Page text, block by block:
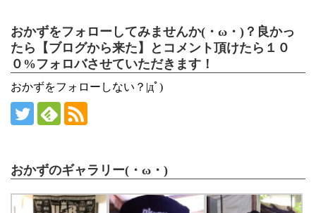
おかずをフォローしてみませんか(・ω・)？良かっ
たら【ブログから来た】とコメント頂けたら１０
０%フォロバさせていただきます！
おかずをフォローしない？|дﾟ)
おかずのギャラリー(・ω・)